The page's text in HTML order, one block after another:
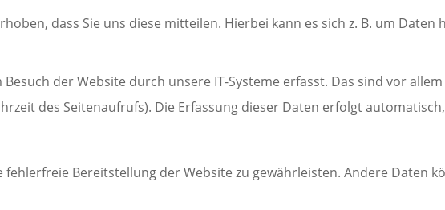
dass Sie uns diese mitteilen. Hierbei kann es sich z. B. um Daten
der Website durch unsere IT-Systeme erfasst. Das sind vor allem
des Seitenaufrufs). Die Erfassung dieser Daten erfolgt
Bereitstellung der Website zu gewährleisten. Andere Daten